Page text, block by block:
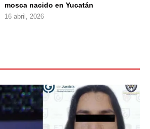
mosca nacido en Yucatán
16 abril, 2026